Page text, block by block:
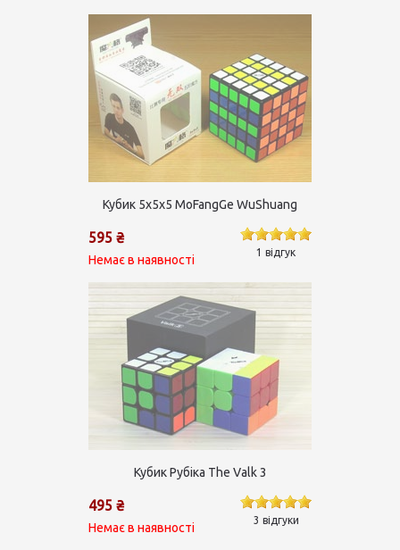
Кубик 5х5х5 MoFangGe WuShuang
595 ₴
Немає в наявності
1 відгук
Кубик Рубіка The Valk 3
495 ₴
Немає в наявності
3 відгуки